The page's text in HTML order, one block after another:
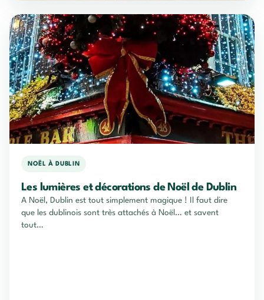
NOËL À DUBLIN
Les lumières et décorations de Noël de Dublin
A Noël, Dublin est tout simplement magique ! Il faut dire
que les dublinois sont très attachés à Noël… et savent
tout…